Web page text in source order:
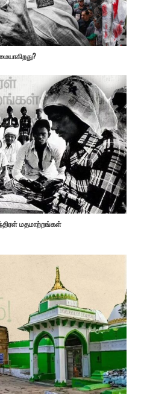
மதமாற்றங்கள்